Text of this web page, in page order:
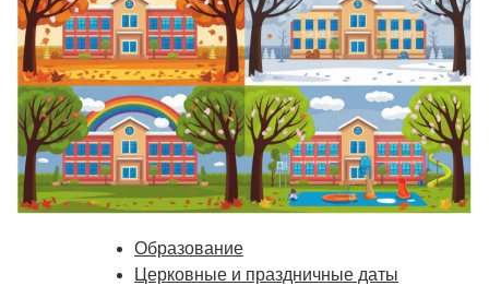
Образование
Церковные и праздничные даты